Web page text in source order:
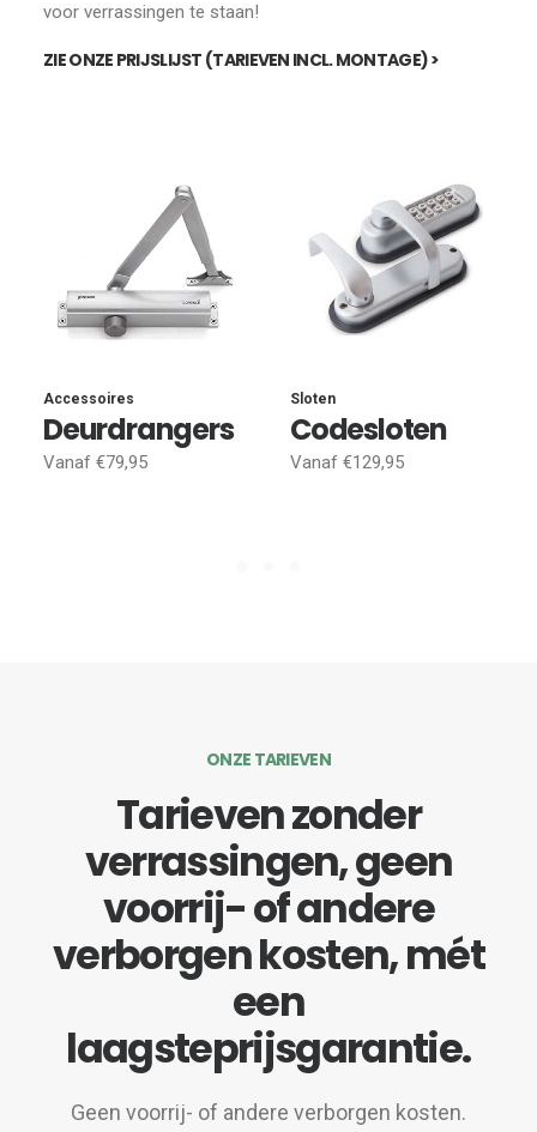
voor verrassingen te staan!
ZIE ONZE PRIJSLIJST (TARIEVEN INCL. MONTAGE) >
Accessoires
Deurdrangers
Vanaf €79,95
Sloten
Codesloten
Vanaf €129,95
ONZE TARIEVEN
Tarieven zonder
verrassingen, geen
voorrij- of andere
verborgen kosten, mét
een
laagsteprijsgarantie.
Geen voorrij- of andere verborgen kosten.